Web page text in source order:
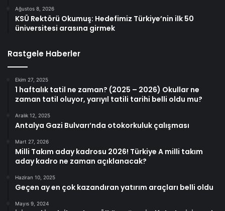
Ağustos 8, 2026
KSÜ Rektörü Okumuş: Hedefimiz Türkiye’nin ilk 50
üniversitesi arasına girmek
Rastgele Haberler
Ekim 27, 2025
1 haftalık tatil ne zaman? (2025 – 2026) Okullar ne
zaman tatil oluyor, yarıyıl tatili tarihi belli oldu mu?
Aralık 12, 2025
Antalya Gazi Bulvarı’nda otokorkuluk çalışması
Mart 27, 2026
Milli Takım aday kadrosu 2026! Türkiye A milli takım
aday kadro ne zaman açıklanacak?
Haziran 10, 2025
Geçen ay en çok kazandıran yatırım araçları belli oldu
Mayıs 9, 2024